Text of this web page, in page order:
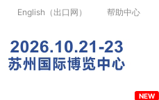
English（出口网） 帮助中心